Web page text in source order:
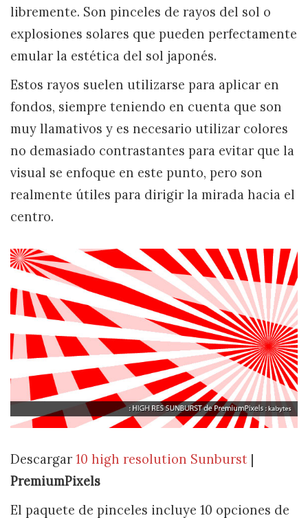
libremente. Son pinceles de rayos del sol o
explosiones solares que pueden perfectamente
emular la estética del sol japonés.
Estos rayos suelen utilizarse para aplicar en
fondos, siempre teniendo en cuenta que son
muy llamativos y es necesario utilizar colores
no demasiado contrastantes para evitar que la
visual se enfoque en este punto, pero son
realmente útiles para dirigir la mirada hacia el
centro.
Descargar 10 high resolution Sunburst |
PremiumPixels
El paquete de pinceles incluye 10 opciones de